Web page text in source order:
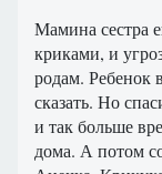
Мамина сестра
криками, и
родам. Ребенок
сказать. Но
и так больше
дома. А потом